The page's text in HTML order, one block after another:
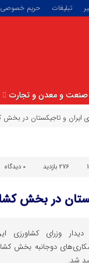
تبلیغات حریم خصوصی
صنعت و معدن و تجارت
ایران و تاجیکستان در
276 بازدید ۰ دیدگاه
در بخش
دیدار وزرای کشاورزی
دوجانبه بخش
شد.